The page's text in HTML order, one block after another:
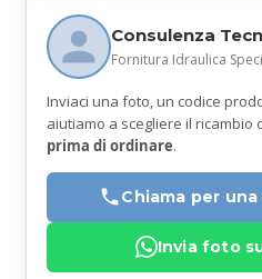
Consulenza
Fornitura Idraulica
Inviaci una foto, un codice
aiutiamo a scegliere il ricambio
prima di ordinare.
Chiama per
Invia foto